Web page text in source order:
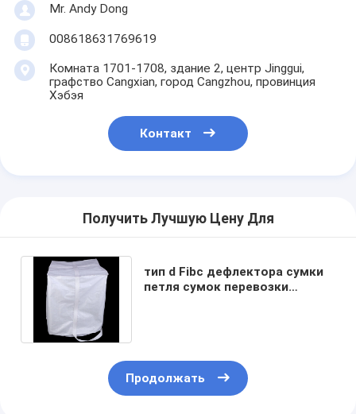
Mr. Andy Dong
008618631769619
Комната 1701-1708, здание 2, центр Jinggui,
графство Cangxian, город Cangzhou, провинция
Хэбэя
Контакт
Получить Лучшую Цену Для
тип d Fibc дефлектора сумки
петля сумок перевозки
Продолжать